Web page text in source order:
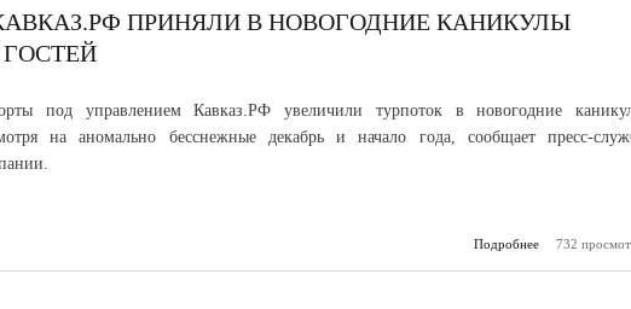
ПРИНЯЛИ В НОВОГОДНИЕ КАНИКУЛЫ
под управлением Кавказ.РФ увеличили турпоток в новогодние
на аномально бесснежные декабрь и начало года, сообщает пресс-
Подробнее
о Горные
732